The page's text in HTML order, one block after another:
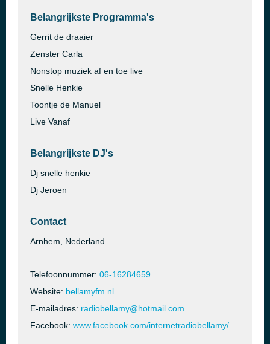
Belangrijkste Programma's
Gerrit de draaier
Zenster Carla
Nonstop muziek af en toe live
Snelle Henkie
Toontje de Manuel
Live Vanaf
Belangrijkste DJ's
Dj snelle henkie
Dj Jeroen
Contact
Arnhem, Nederland
Telefoonnummer: 06-16284659
Website: bellamyfm.nl
E-mailadres: radiobellamy@hotmail.com
Facebook: www.facebook.com/internetradiobellamy/